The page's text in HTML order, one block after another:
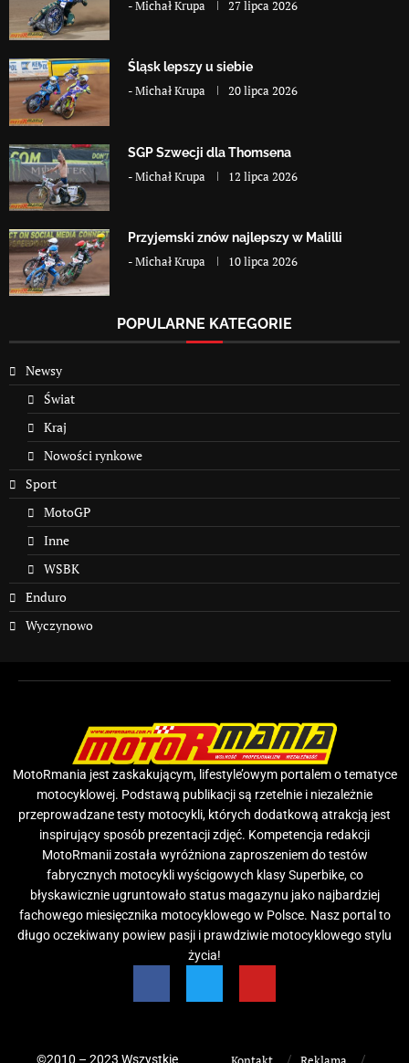
-Michał Krupa 27 lipca 2026
Śląsk lepszy u siebie
-Michał Krupa 20 lipca 2026
SGP Szwecji dla Thomsena
-Michał Krupa 12 lipca 2026
Przyjemski znów najlepszy w Malilli
-Michał Krupa 10 lipca 2026
POPULARNE KATEGORIE
Newsy
Świat
Kraj
Nowości rynkowe
Sport
MotoGP
Inne
WSBK
Enduro
Wyczynowo
MotoRmania jest zaskakującym, lifestyle’owym portalem o tematyce
motocyklowej. Podstawą publikacji są rzetelnie i niezależnie
przeprowadzane testy motocykli, których dodatkową atrakcją jest
inspirujący sposób prezentacji zdjęć. Kompetencja redakcji
MotoRmanii została wyróżniona zaproszeniem do testów
fabrycznych motocykli wyścigowych klasy Superbike, co
błyskawicznie ugruntowało status magazynu jako najbardziej
fachowego miesięcznika motocyklowego w Polsce. Nasz portal to
długo oczekiwany powiew pasji i prawdziwie motocyklowego stylu
życia!
©2010 – 2023 Wszystkie